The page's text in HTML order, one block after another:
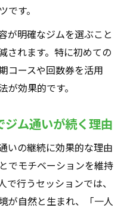
す。
が明確なジムを選ぶこと
されます。特に初めての
コースや回数券を活用
が効果的です。
ム通いが続く理由
いの継続に効果的な理由
でモチベーションを維持
で行うセッションでは、
が自然と生まれ、「一人